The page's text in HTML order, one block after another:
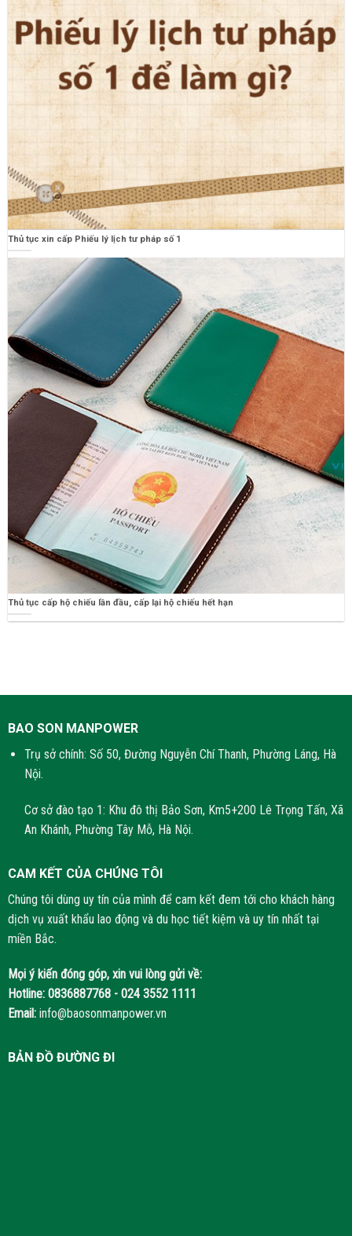
Thủ tục xin cấp Phiếu lý lịch tư pháp số 1
Thủ tục cấp hộ chiếu lần đầu, cấp lại hộ chiếu hết hạn
BAO SON MANPOWER
Trụ sở chính: Số 50, Đường Nguyễn Chí Thanh, Phường Láng, Hà
Nội.
Cơ sở đào tạo 1: Khu đô thị Bảo Sơn, Km5+200 Lê Trọng Tấn, Xã
An Khánh, Phường Tây Mỗ, Hà Nội.
CAM KẾT CỦA CHÚNG TÔI
Chúng tôi dùng uy tín của mình để cam kết đem tới cho khách hàng
dịch vụ xuất khẩu lao động và du học tiết kiệm và uy tín nhất tại
miền Bắc.
Mọi ý kiến đóng góp, xin vui lòng gửi về:
Hotline: 0836887768 - 024 3552 1111
Email: info@baosonmanpower.vn
BẢN ĐỒ ĐƯỜNG ĐI